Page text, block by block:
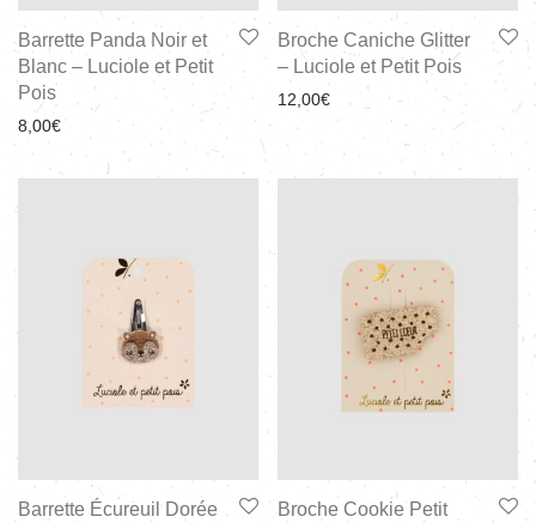
Barrette Panda Noir et
Blanc – Luciole et Petit
Pois
8,00€
Broche Caniche Glitter
– Luciole et Petit Pois
12,00€
Barrette Écureuil Dorée
Broche Cookie Petit